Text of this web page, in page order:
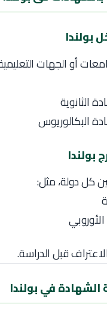
أو الجهات
الثانوية
البكالوريوس
كل دولة، مثل:
قبل الدراسة.
في بولندا